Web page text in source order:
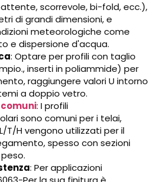
scorrevole, bi-fold, ecc.),
di grandi dimensioni, e
meteorologiche come
e dispersione d'acqua.
: Optare per profili con taglio
inserti in poliammide) per
raggiungere valori U intorno
a doppio vetro.
: I profili
sono comuni per i telai,
T/H vengono utilizzati per il
spesso con sezioni
: Per applicazioni